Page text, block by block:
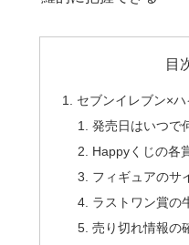
目
セブンイレブン×
発売日はいつで
Happyくじの各
フィギュアのサ
ラストワン賞の
売り切れ情報の